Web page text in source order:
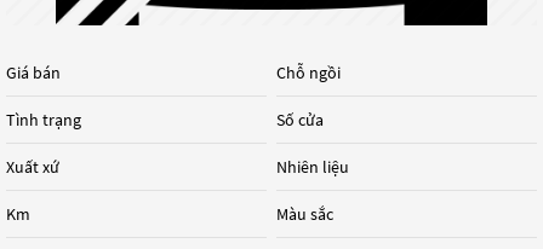
Giá bán
Tình trạng
Xuất xứ
Km
Chỗ ngồi
Số cửa
Nhiên liệu
Màu sắc